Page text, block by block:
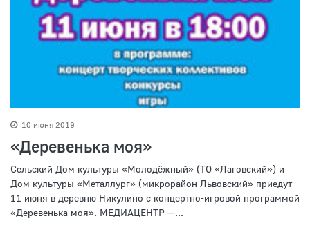
10 июня 2019
«Деревенька моя»
Сельский Дом культуры «Молодёжный» (ТО «Лаговский») и
Дом культуры «Металлург» (микрорайон Львовский» приедут
11 июня в деревню Никулино с концертно-игровой программой
«Деревенька моя». МЕДИАЦЕНТР —...